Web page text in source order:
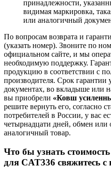
принадлежности,
видимая маркировка,
или аналогичный
По вопросам возврата и
(указать номер). Звоните по
официальном сайте, и мы
необходимую поддержку.
продукцию в соответствии с
производителя. Срок гарантии
документах, во вкладыше или
вы приобрели «Ковш
решите вернуть его, согласно
потребителей в России, у вас
четырнадцати дней, обмен или
аналогичный товар.
Что бы узнать
для CAT336 свяжитесь с